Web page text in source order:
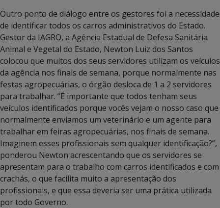
Outro ponto de diálogo entre os gestores foi a necessidade
de identificar todos os carros administrativos do Estado.
Gestor da IAGRO, a Agência Estadual de Defesa Sanitária
Animal e Vegetal do Estado, Newton Luiz dos Santos
colocou que muitos dos seus servidores utilizam os veículos
da agência nos finais de semana, porque normalmente nas
festas agropecuárias, o órgão desloca de 1 a 2 servidores
para trabalhar. “É importante que todos tenham seus
veículos identificados porque vocês vejam o nosso caso que
normalmente enviamos um veterinário e um agente para
trabalhar em feiras agropecuárias, nos finais de semana.
Imaginem esses profissionais sem qualquer identificação?”,
ponderou Newton acrescentando que os servidores se
apresentam para o trabalho com carros identificados e com
crachás, o que facilita muito a apresentação dos
profissionais, e que essa deveria ser uma prática utilizada
por todo Governo.